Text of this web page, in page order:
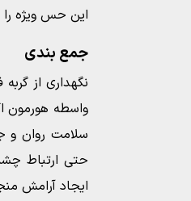
این حس ویژه
جمع بندی
نگهداری از
واسطه هورمون
سلامت روان و
حتی ارتباط
ایجاد آرامش